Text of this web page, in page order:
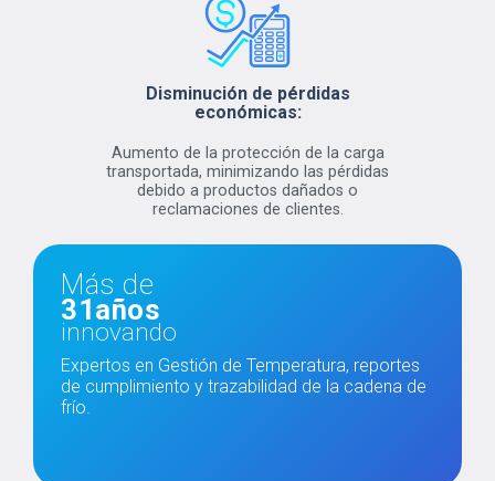
Disminución de pérdidas
económicas:
Aumento de la protección de la carga
transportada, minimizando las pérdidas
debido a productos dañados o
reclamaciones de clientes.
innovando
Más de
31años
Expertos en Gestión de Temperatura, reportes
de cumplimiento y trazabilidad de la cadena de
frío.